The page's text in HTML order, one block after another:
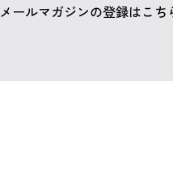
メールマガジンの登録はこち